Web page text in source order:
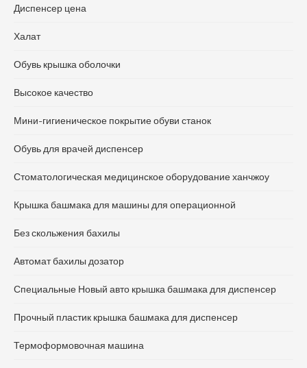
Диспенсер цена
Халат
Обувь крышка оболочки
Высокое качество
Мини-гигиеническое покрытие обуви станок
Обувь для врачей диспенсер
Стоматологическая медицинское оборудование ханчжоу
Крышка башмака для машины для операционной
Без скольжения бахилы
Автомат бахилы дозатор
Специальные Новый авто крышка башмака для диспенсер
Прочный пластик крышка башмака для диспенсер
Термоформовочная машина